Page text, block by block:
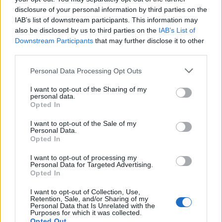
disclosure of your personal information by third parties on the
IAB’s list of downstream participants. This information may
also be disclosed by us to third parties on the IAB’s List of
Downstream Participants that may further disclose it to other
Personal Data Processing Opt Outs
I want to opt-out of the Sharing of my
personal data.
Opted In
I want to opt-out of the Sale of my
Personal Data.
Opted In
I want to opt-out of processing my
Personal Data for Targeted Advertising.
Opted In
I want to opt-out of Collection, Use,
Retention, Sale, and/or Sharing of my
Personal Data that Is Unrelated with the
Purposes for which it was collected.
ΑΤΖΕΝΤΑ
Παπαλίνα, ούζο και μουσική
απόψε στον Κόλπο της Γέρας
Πλούσιο καλλιτεχνικό πρόγραμμα
και χορευτικά συγκροτήματα στη
20.30 στα Πηγαδάκια
ΑΤΖΕΝΤΑ
από το Γεωπάρκο Λέσβου
Γευσιγνωσία φρεσκοτρυγημένου
θυμαρίσιου μελιού και προϊόντων
Αυγούστου στο Μουσείο Φυσικής
Ιστορίας Απολιθωμένου Δάσους
στο Σίγρι
ΡΕΠΟΡΤΑΖ ΕΛΕΥΘΕΡΟΣ ΧΡΟΝΟΣ
Υποδεχτήκαν τον Αύγουστο με
τη «Γιορτή του Κρασιού» τα